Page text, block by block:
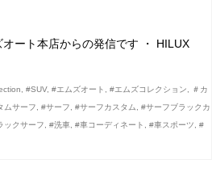
ート本店からの発信です ・ HILUX
#SUV, #エムズオート #エムズコレクション
＃カ
ムサーフ #サーフ #サーフカスタム
#サーフブラックカ
ックサーフ #洗車 #車コーディネート #車スポーツ
#